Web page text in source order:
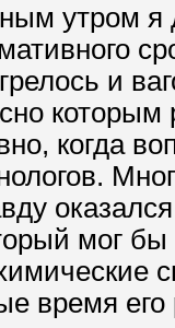
утром я
и
когда
мог
время